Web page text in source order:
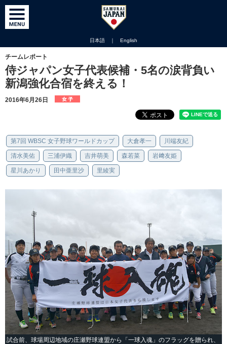
日本語 ｜ English
チームレポート
侍ジャパン女子代表候補・5名の涙背負い
新潟強化合宿を終える！
2016年6月26日
第7回 WBSC 女子野球ワールドカップ 大倉孝一 川端友紀
清水美佑 三浦伊織 吉井萌美 森若菜 岩﨑友姫
星川あかり 田中亜里沙 里綾実
試合前、球場周辺地域の庄瀬野球連盟から「一球入魂」のフラッグを贈られ、